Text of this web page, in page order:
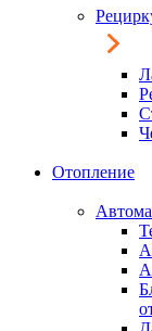
Отопление